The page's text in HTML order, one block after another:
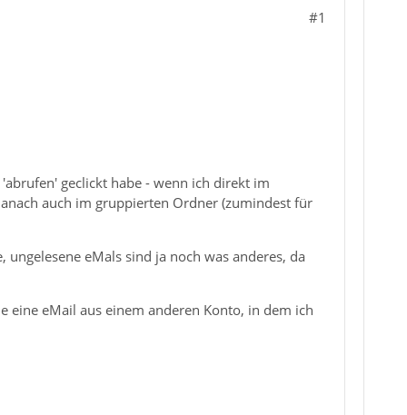
#1
geclickt habe - wenn ich direkt im
auch im gruppierten Ordner (zumindest für
eMals sind ja noch was anderes, da
eine eMail aus einem anderen Konto, in dem ich